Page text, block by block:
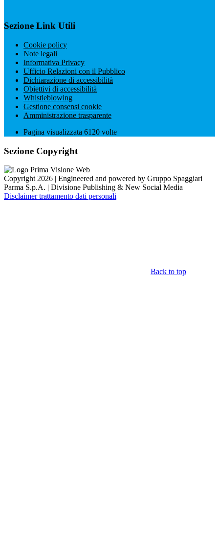
Sezione Link Utili
Cookie policy
Note legali
Informativa Privacy
Ufficio Relazioni con il Pubblico
Dichiarazione di accessibilità
Obiettivi di accessibilità
Whistleblowing
Gestione consensi cookie
Amministrazione trasparente
Pagina visualizzata 6120 volte
Sezione Copyright
Copyright 2026 | Engineered and powered by Gruppo Spaggiari
Parma S.p.A. | Divisione Publishing & New Social Media
Disclaimer trattamento dati personali
Back to top